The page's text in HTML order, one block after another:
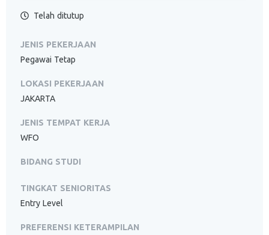
Telah ditutup
JENIS PEKERJAAN
Pegawai Tetap
LOKASI PEKERJAAN
JAKARTA
JENIS TEMPAT KERJA
WFO
BIDANG STUDI
TINGKAT SENIORITAS
Entry Level
PREFERENSI KETERAMPILAN